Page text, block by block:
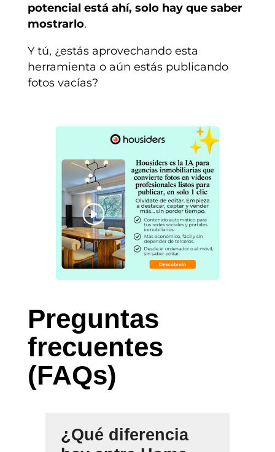
potencial está ahí, solo hay que saber
mostrarlo.
Y tú, ¿estás aprovechando esta
herramienta o aún estás publicando
fotos vacías?
Preguntas
frecuentes
(FAQs)
¿Qué diferencia